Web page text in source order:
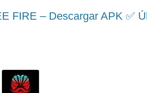
FIRE – Descargar APK ✅️